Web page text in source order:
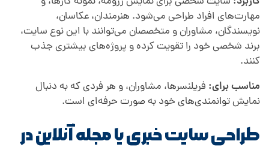
مهارت‌های افراد طراحی می‌شود. هنرمندان، عکاسان،
نویسندگان، مشاوران و متخصصان می‌توانند با این نوع سایت،
برند شخصی خود را تقویت کرده و پروژه‌های بیشتری جذب
کنند.
مناسب برای: فریلنسرها، مشاوران، و هر فردی که به دنبال
نمایش توانمندی‌های خود به صورت حرفه‌ای است.
طراحی سایت خبری یا مجله آنلاین در